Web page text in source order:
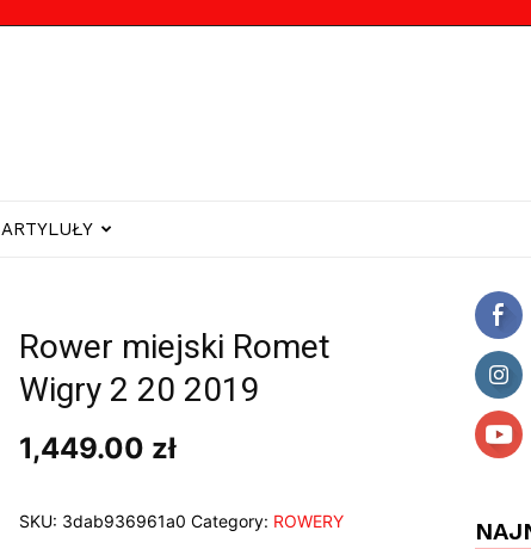
ARTYLUŁY
Rower miejski Romet
Wigry 2 20 2019
1,449.00 zł
SKU: 3dab936961a0 Category: ROWERY